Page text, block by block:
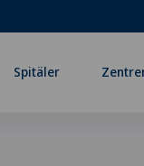
Spitäler